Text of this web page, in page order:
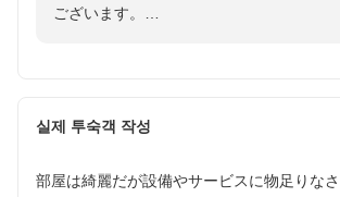
ございます。
く拝見いたしました。
梅雨明けの時期にもかかわらず、虫も気
い時間をお過ごしいただけたようで安心
실제 투숙객 작성
部屋は綺麗だが設備やサービスに物足りなさ